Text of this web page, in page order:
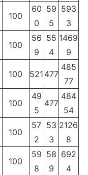
100
60
0
59
5
593
3
100
56
9
55
4
1469
9
100 521 477
485
77
100
49
5
477
484
54
100
57
2
53
3
2126
8
100
59
8
58
9
692
4